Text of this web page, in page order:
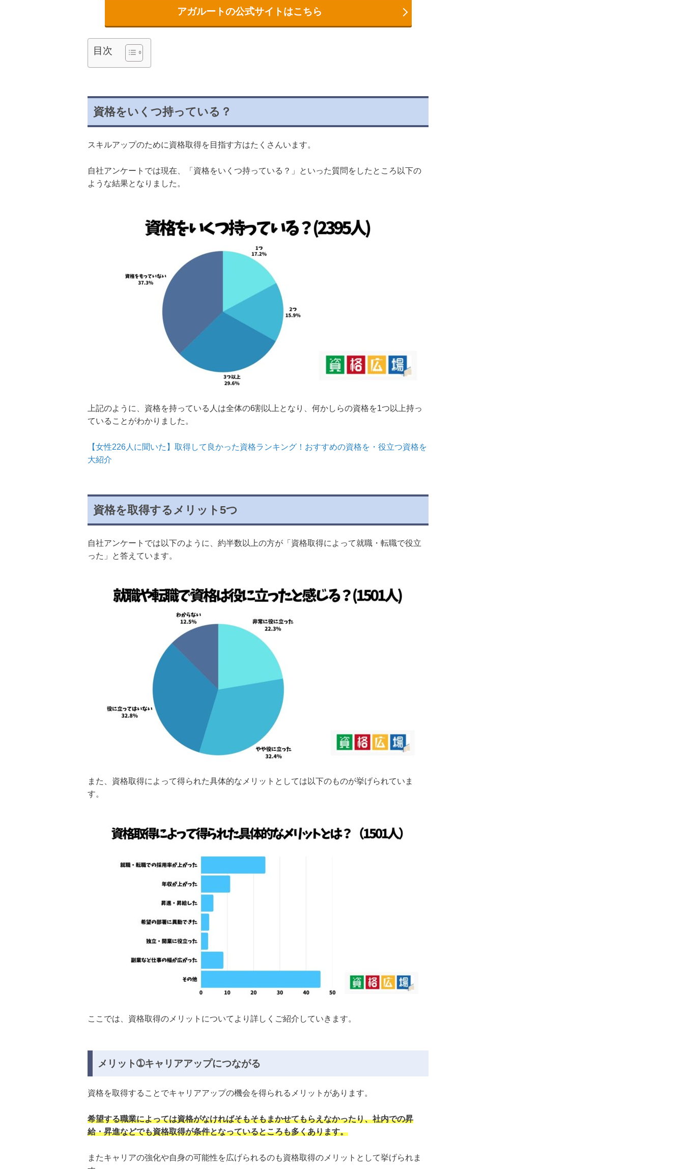
アガルートの公式サイトはこちら
目次
資格をいくつ持っている？
スキルアップのために資格取得を目指す方はたくさんいます。
自社アンケートでは現在、「資格をいくつ持っている？」といった質問をしたところ以下の
ような結果となりました。
上記のように、資格を持っている人は全体の6割以上となり、何かしらの資格を1つ以上持っ
ていることがわかりました。
【女性226人に聞いた】取得して良かった資格ランキング！おすすめの資格を・役立つ資格を
大紹介
資格を取得するメリット5つ
自社アンケートでは以下のように、約半数以上の方が「資格取得によって就職・転職で役立
った」と答えています。
また、資格取得によって得られた具体的なメリットとしては以下のものが挙げられていま
す。
ここでは、資格取得のメリットについてより詳しくご紹介していきます。
メリット➀キャリアアップにつながる
資格を取得することでキャリアアップの機会を得られるメリットがあります。
希望する職業によっては資格がなければそもそもまかせてもらえなかったり、社内での昇
給・昇進などでも資格取得が条件となっているところも多くあります。
またキャリアの強化や自身の可能性を広げられるのも資格取得のメリットとして挙げられま